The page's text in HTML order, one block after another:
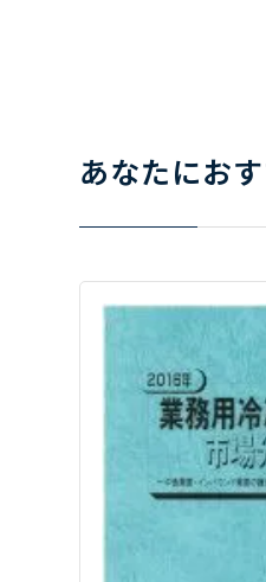
あなたにお